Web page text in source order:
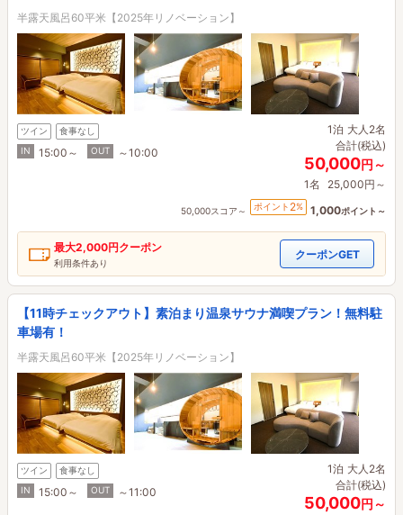
半露天風呂60平米【2025年リノベーション】
ツイン
食事なし
IN
15:00～ OUT ～10:00
1泊 大人2名
合計(税込)
50,000円～
1名 25,000円～
50,000スコア～ ポイント 2% 1,000ポイント～
最大2,000円クーポン
利用条件あり
クーポンGET
【11時チェックアウト】素泊まり温泉サウナ満喫プラン！無料駐
車場有！
半露天風呂60平米【2025年リノベーション】
ツイン
食事なし
IN
15:00～ OUT ～11:00
1泊 大人2名
合計(税込)
50,000円～